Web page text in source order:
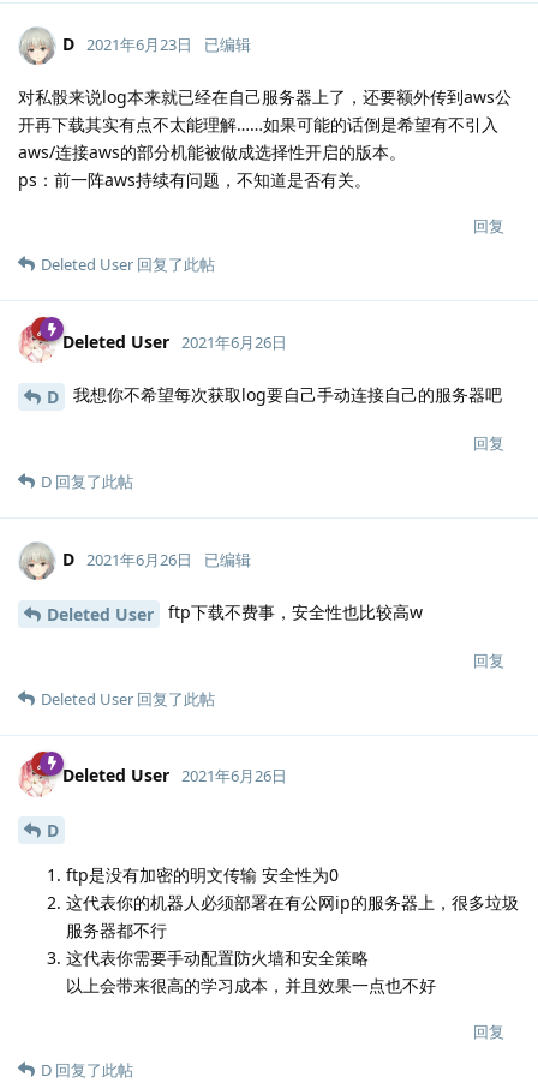
D 2021年6月23日 已编辑
对私骰来说log本来就已经在自己服务器上了，还要额外传到aws公
开再下载其实有点不太能理解……如果可能的话倒是希望有不引入
aws/连接aws的部分机能被做成选择性开启的版本。
ps：前一阵aws持续有问题，不知道是否有关。
回复
Deleted User 回复了此帖
Deleted User 2021年6月26日
D 我想你不希望每次获取log要自己手动连接自己的服务器吧
回复
D 回复了此帖
D 2021年6月26日 已编辑
Deleted User ftp下载不费事，安全性也比较高w
回复
Deleted User 回复了此帖
Deleted User 2021年6月26日
D
ftp是没有加密的明文传输 安全性为0
这代表你的机器人必须部署在有公网ip的服务器上，很多垃圾
服务器都不行
这代表你需要手动配置防火墙和安全策略
以上会带来很高的学习成本，并且效果一点也不好
回复
D 回复了此帖